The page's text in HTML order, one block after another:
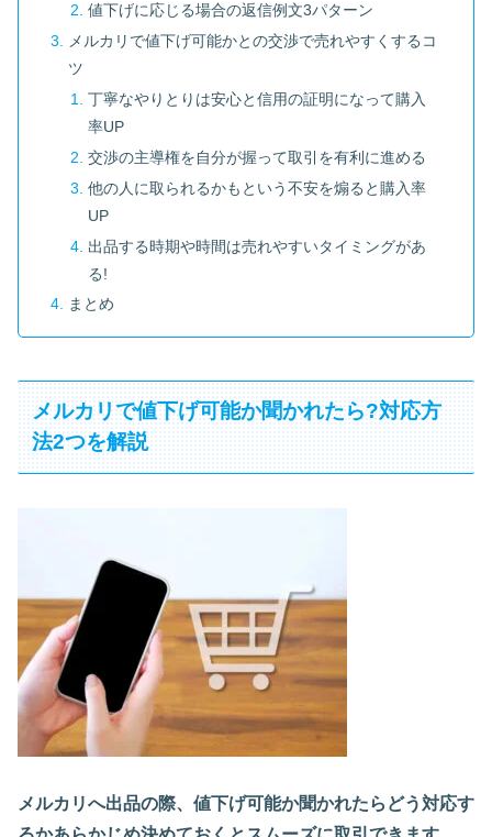
値下げに応じる場合の返信例文3パターン
メルカリで値下げ可能かとの交渉で売れやすくするコ
ツ
丁寧なやりとりは安心と信用の証明になって購入
率UP
交渉の主導権を自分が握って取引を有利に進める
他の人に取られるかもという不安を煽ると購入率
UP
出品する時期や時間は売れやすいタイミングがあ
る!
まとめ
メルカリで値下げ可能か聞かれたら?対応方
法2つを解説
メルカリへ出品の際、値下げ可能か聞かれたらどう対応す